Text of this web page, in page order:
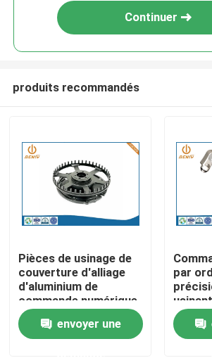
Aperçu
Produits
Continuer
produits recommandés
Pièces de usinage de
couverture d'alliage
d'aluminium de
commande numérique
par ordinateur de
précision pour le
matériel optique
envoyer une
par